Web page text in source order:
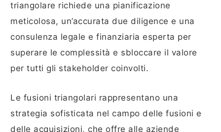
triangolare richiede una pianificazione
meticolosa, un’accurata due diligence e una
consulenza legale e finanziaria esperta per
superare le complessità e sbloccare il valore
per tutti gli stakeholder coinvolti.
Le fusioni triangolari rappresentano una
strategia sofisticata nel campo delle fusioni e
delle acquisizioni, che offre alle aziende